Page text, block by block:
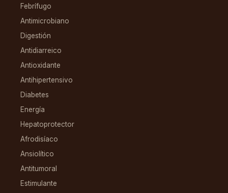
Febrífugo
Antimicrobiano
Digestión
Antidiarreico
Antioxidante
Antihipertensivo
Diabetes
Energía
Hepatoprotector
Afrodisíaco
Ansiolítico
Antitumoral
Estimulante